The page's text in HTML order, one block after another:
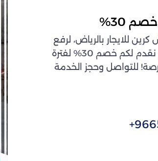
30%
للايجار بالرياض، لرفع
ونقل المعدات الثقيلة بأمان وكفاءة عالية. يسرنا أن نقدم لكم خصم 30% لفترة
للتواصل وحجز الخدمة